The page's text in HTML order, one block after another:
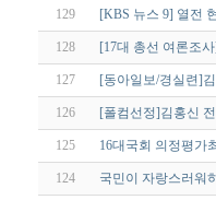
129 [KBS 뉴스 9] 열전
128 [17대 총선 여론조
127 [동아일보/경실련]
126 [폴컴선정]김홍신
125 16대국회 의정평가
124 국민이 자랑스러워